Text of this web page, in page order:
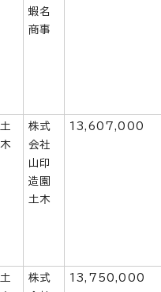
蝦名
商事
土
木
株式
会社
山印
造園
土木
13,607,000
土
株式
13,750,000